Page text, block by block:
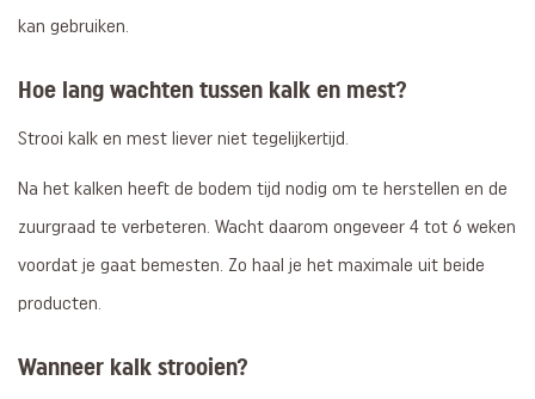
kan gebruiken.
Hoe lang wachten tussen kalk en mest?
Strooi kalk en mest liever niet tegelijkertijd.
Na het kalken heeft de bodem tijd nodig om te herstellen en de
zuurgraad te verbeteren. Wacht daarom ongeveer 4 tot 6 weken
voordat je gaat bemesten. Zo haal je het maximale uit beide
producten.
Wanneer kalk strooien?